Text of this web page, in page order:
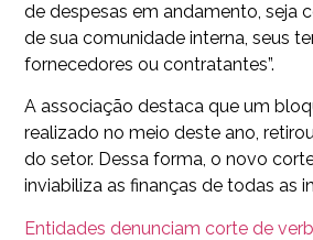
de despesas em andamento, seja
de sua comunidade interna, seus
fornecedores ou contratantes”.
A associação destaca que um
realizado no meio deste ano,
do setor. Dessa forma, o novo
inviabiliza as finanças de todas as
Entidades denunciam corte de